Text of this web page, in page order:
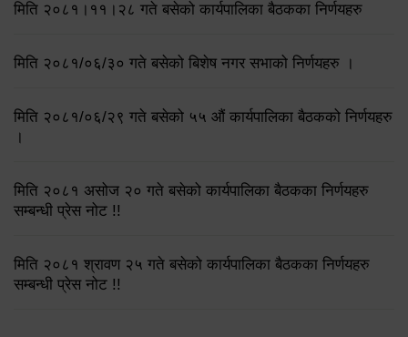
मिति २०८१।११।२८ गते बसेको कार्यपालिका बैठकका निर्णयहरु
मिति २०८१/०६/३० गते बसेको बिशेष नगर सभाको निर्णयहरु ।
मिति २०८१/०६/२९ गते बसेको ५५ औं कार्यपालिका बैठकको निर्णयहरु
।
मिति २०८१ असोज २० गते बसेको कार्यपालिका बैठकका निर्णयहरु
सम्बन्धी प्रेस नोट !!
मिति २०८१ श्रावण २५ गते बसेको कार्यपालिका बैठकका निर्णयहरु
सम्बन्धी प्रेस नोट !!